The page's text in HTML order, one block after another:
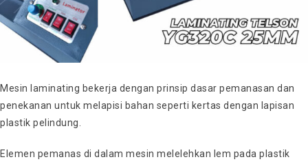
Mesin laminating bekerja dengan prinsip dasar pemanasan dan
penekanan untuk melapisi bahan seperti kertas dengan lapisan
plastik pelindung.
Elemen pemanas di dalam mesin melelehkan lem pada plastik